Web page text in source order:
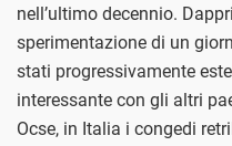
nell’ultimo decennio.
sperimentazione di un
stati progressivamente
interessante con gli altri
Ocse, in Italia i congedi